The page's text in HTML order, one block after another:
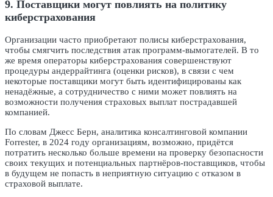
9. Поставщики могут повлиять на политику
киберстрахования
Организации часто приобретают полисы киберстрахования,
чтобы смягчить последствия атак программ-вымогателей. В то
же время операторы киберстрахования совершенствуют
процедуры андеррайтинга (оценки рисков), в связи с чем
некоторые поставщики могут быть идентифицированы как
ненадёжные, а сотрудничество с ними может повлиять на
возможности получения страховых выплат пострадавшей
компанией.
По словам Джесс Берн, аналитика консалтинговой компании
Forrester, в 2024 году организациям, возможно, придётся
потратить несколько больше времени на проверку безопасности
своих текущих и потенциальных партнёров-поставщиков, чтобы
в будущем не попасть в неприятную ситуацию с отказом в
страховой выплате.